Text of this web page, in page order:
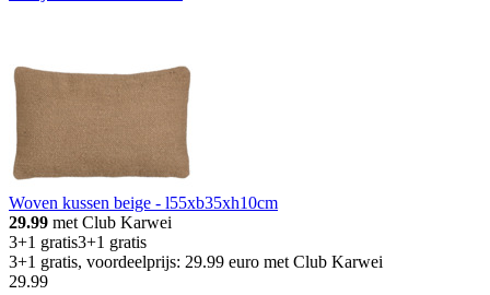
Woven kussen beige - l55xb35xh10cm
29.99 met Club Karwei
3+1 gratis3+1 gratis
3+1 gratis, voordeelprijs: 29.99 euro met Club Karwei
29.99